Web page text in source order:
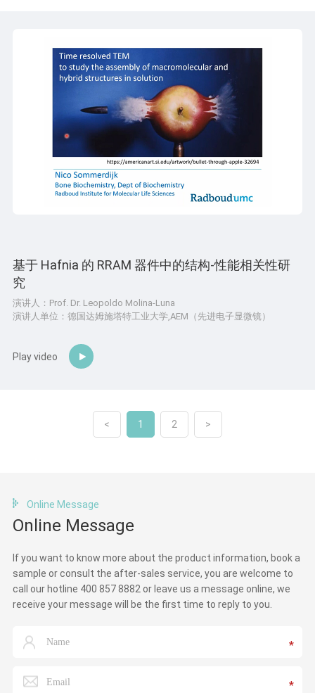
基于 Hafnia 的 RRAM 器件中的结构-性能相关性研
究
演讲人：Prof. Dr. Leopoldo Molina-Luna
演讲人单位：德国达姆施塔特工业大学,AEM（先进电子显微镜）
Play video
< 1 2 >
Online Message
Online Message
If you want to know more about the product information, book a
sample or consult the after-sales service, you are welcome to
call our hotline 400 857 8882 or leave us a message online, we
receive your message will be the first time to reply to you.
*
*